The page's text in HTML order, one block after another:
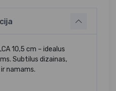
10,5 cm – idealus
Subtilus dizainas,
namams.